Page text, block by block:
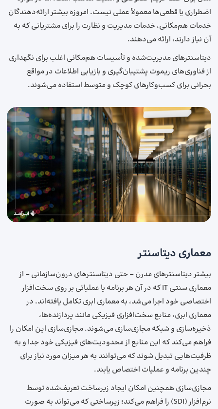
اضطراری یا قطعی‌ها معمولاً عملی نیست. امروزه بیشتر ارائه‌دهندگان
خدمات هم‌مکانی، خدمات مدیریت و نظارت را برای مشتریانی که به
آن نیاز دارند، ارائه می‌دهند.
دیتاسنترهای مدیریت‌شده و تأسیسات هم‌مکانی اغلب برای نگهداری
از فناوری‌های ریموت پشتیبان‌گیری و بازیابی اطلاعات در مواقع
بحرانی برای کسب‌وکارهای کوچک و متوسط استفاده می‌شوند.
معماری دیتاسنتر
بیشتر دیتاسنترهای مدرن – حتی دیتاسنترهای درون‌سازمانی – از
معماری سنتی IT که در آن هر برنامه یا عملیاتی بر روی سخت‌افزار
اختصاصی خود اجرا می‌شد، به معماری ابری تکامل یافته‌اند. در
معماری ابری، منابع سخت‌افزاری فیزیکی مانند پردازنده‌ها،
ذخیره‌سازی و شبکه مجازی‌سازی می‌شوند. مجازی‌سازی این امکان را
فراهم می‌کند که این منابع از محدودیت‌های فیزیکی خود جدا و به
ظرفیت‌هایی تبدیل شوند که می‌توانند به هر میزان مورد نیاز برای
چندین برنامه و عملیات اختصاص یابند.
مجازی‌سازی همچنین امکان ایجاد زیرساخت تعریف‌شده توسط
نرم‌افزار (SDI) را فراهم می‌کند؛ زیرساختی که می‌تواند به صورت